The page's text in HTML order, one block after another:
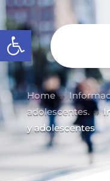
Abrir barra de
Home 9
adolescentes. 9
y adolescentes